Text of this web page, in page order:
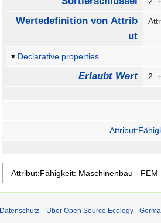
Wertedefinition von Attrib
ut
Declarative properties
Erlaubt Wert 2
Datenschutz Über Open Source Ecology -